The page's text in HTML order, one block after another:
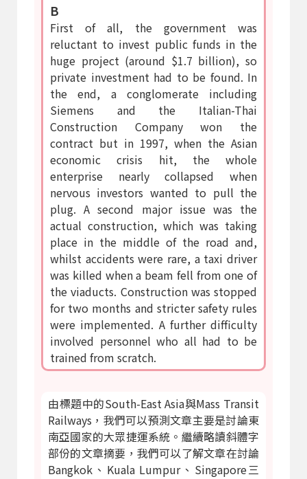
B
First of all, the government was
reluctant to invest public funds in the
huge project (around $1.7 billion), so
private investment had to be found. In
the end, a conglomerate including
Siemens and the Italian-Thai
Construction Company won the
contract but in 1997, when the Asian
economic crisis hit, the whole
enterprise nearly collapsed when
nervous investors wanted to pull the
plug. A second major issue was the
actual construction, which was taking
place in the middle of the road and,
whilst accidents were rare, a taxi driver
was killed when a beam fell from one of
the viaducts. Construction was stopped
for two months and stricter safety rules
were implemented. A further difficulty
involved personnel who all had to be
trained from scratch.
由標題中的South-East Asia與Mass Transit
Railways，我們可以預測文章主要是討論東
南亞國家的大眾捷運系統。繼續略讀斜體字
部份的文章摘要，我們可以了解文章在討論
Bangkok、Kuala Lumpur、Singapore三